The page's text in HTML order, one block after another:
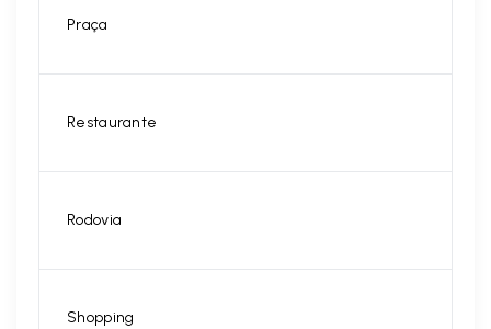
Praça
Restaurante
Rodovia
Shopping